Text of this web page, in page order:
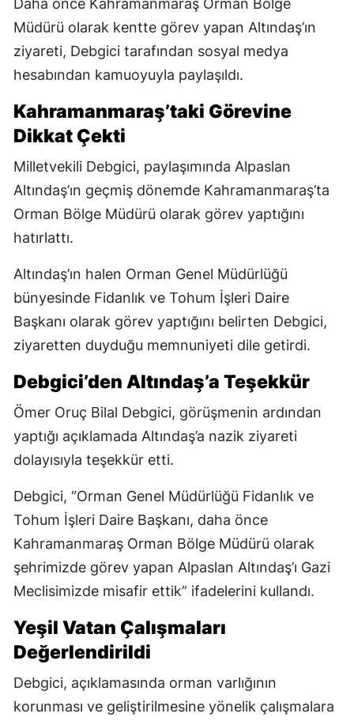
Müdürü olarak kentte görev yapan Altındaş’ın
ziyareti, Debgici tarafından sosyal medya
hesabından kamuoyuyla paylaşıldı.
Kahramanmaraş’taki Görevine
Dikkat Çekti
Milletvekili Debgici, paylaşımında Alpaslan
Altındaş’ın geçmiş dönemde Kahramanmaraş’ta
Orman Bölge Müdürü olarak görev yaptığını
hatırlattı.
Altındaş’ın halen Orman Genel Müdürlüğü
bünyesinde Fidanlık ve Tohum İşleri Daire
Başkanı olarak görev yaptığını belirten Debgici,
ziyaretten duyduğu memnuniyeti dile getirdi.
Debgici’den Altındaş’a Teşekkür
Ömer Oruç Bilal Debgici, görüşmenin ardından
yaptığı açıklamada Altındaş’a nazik ziyareti
dolayısıyla teşekkür etti.
Debgici, “Orman Genel Müdürlüğü Fidanlık ve
Tohum İşleri Daire Başkanı, daha önce
Kahramanmaraş Orman Bölge Müdürü olarak
şehrimizde görev yapan Alpaslan Altındaş’ı Gazi
Meclisimizde misafir ettik” ifadelerini kullandı.
Yeşil Vatan Çalışmaları
Değerlendirildi
Debgici, açıklamasında orman varlığının
korunması ve geliştirilmesine yönelik çalışmalara